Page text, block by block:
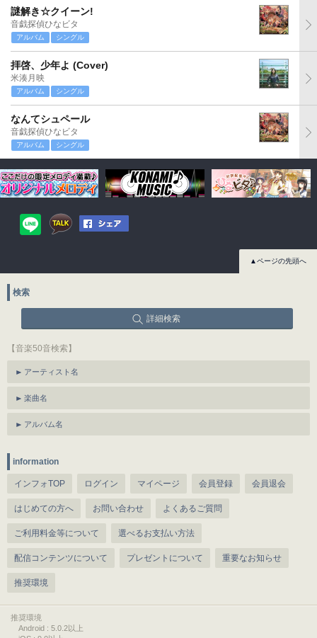
謎解き☆クイーン!
音戯探偵ひなビタ
アルバム シングル
拝啓、少年よ (Cover)
米湊月映
アルバム シングル
なんてシュペール
音戯探偵ひなビタ
アルバム シングル
▲ページの先頭へ
検索
詳細検索
【音楽50音検索】
アーティスト名
楽曲名
アルバム名
information
インフォTOP ログイン マイページ 会員登録 会員退会
はじめての方へ お問い合わせ よくあるご質問
ご利用料金等について 選べるお支払い方法
配信コンテンツについて プレゼントについて 重要なお知らせ
推奨環境
推奨環境
Android : 5.0.2以上